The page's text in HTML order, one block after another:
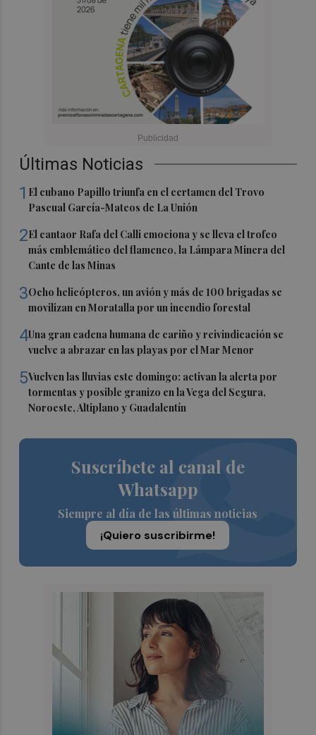
Últimas Noticias
1 El cubano Papillo triunfa en el certamen del Trovo
Pascual García-Mateos de La Unión
2El cantaor Rafa del Calli emociona y se lleva el trofeo
más emblemático del flamenco, la Lámpara Minera del
Cante de las Minas
3Ocho helicópteros, un avión y más de 100 brigadas se
movilizan en Moratalla por un incendio forestal
4Una gran cadena humana de cariño y reivindicación se
vuelve a abrazar en las playas por el Mar Menor
5Vuelven las lluvias este domingo: activan la alerta por
tormentas y posible granizo en la Vega del Segura,
Noroeste, Altiplano y Guadalentín
Suscríbete al canal de
Whatsapp
Siempre al día de las últimas noticias
¡Quiero suscribirme!